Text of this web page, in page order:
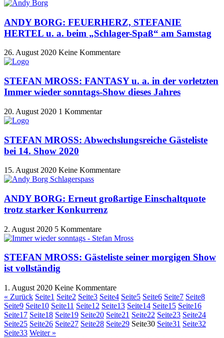
ANDY BORG: FEUERHERZ, STEFANIE
HERTEL u. a. beim „Schlager-Spaß“ am Samstag
26. August 2020 Keine Kommentare
STEFAN MROSS: FANTASY u. a. in der vorletzten
Immer wieder sonntags-Show dieses Jahres
20. August 2020 1 Kommentar
STEFAN MROSS: Abwechslungsreiche Gästeliste
bei 14. Show 2020
15. August 2020 Keine Kommentare
ANDY BORG: Erneut großartige Einschaltquote
trotz starker Konkurrenz
2. August 2020 5 Kommentare
STEFAN MROSS: Gästeliste seiner morgigen Show
ist vollständig
1. August 2020 Keine Kommentare
« Zurück Seite1 Seite2 Seite3 Seite4 Seite5 Seite6 Seite7 Seite8
Seite9 Seite10 Seite11 Seite12 Seite13 Seite14 Seite15 Seite16
Seite17 Seite18 Seite19 Seite20 Seite21 Seite22 Seite23 Seite24
Seite25 Seite26 Seite27 Seite28 Seite29 Seite30 Seite31 Seite32
Seite33 Weiter »